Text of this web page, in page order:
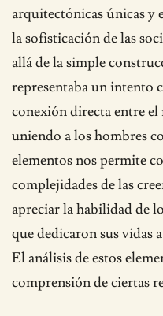
arquitectónicas únicas y
la sofisticación de las
allá de la simple
representaba un intento
conexión directa entre
uniendo a los hombres
elementos nos permite
complejidades de las
apreciar la habilidad de
que dedicaron sus vidas
El análisis de estos
comprensión de ciertas